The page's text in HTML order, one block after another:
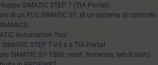
Competence Program
della prova d'esame, che
risposta chiusa e 2 ore di
SIMATIC STEP 7 (TIA Portal)
di un PLC SIMATIC S7, di un sistema di
Automation Tool
STEP 7 V5.x a TIA Portal
SIMATIC S7-1500: reset, firmware, led di stato